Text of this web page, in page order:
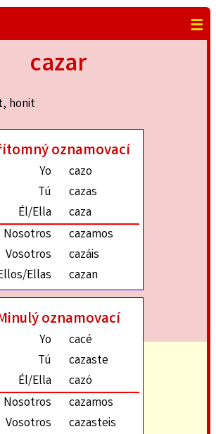
☰
cazar
, honit
oznamovací
Yo
cazo
Tú
cazas
Él/Ella
caza
Nosotros
cazamos
Vosotros
cazáis
Ellas
cazan
oznamovací
Yo
cacé
Tú
cazaste
Él/Ella
cazó
Nosotros
cazamos
Vosotros
cazasteis